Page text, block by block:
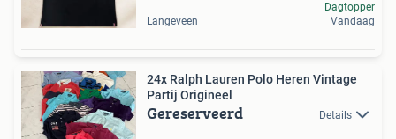
Langeveen
Dagtopper
Vandaag
24x Ralph Lauren Polo Heren Vintage
Partij Origineel
Gereserveerd Details